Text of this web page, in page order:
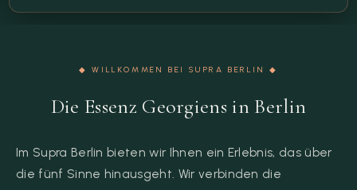
◆ WILLKOMMEN BEI SUPRA BERLIN ◆
Die Essenz Georgiens in Berlin
Im Supra Berlin bieten wir Ihnen ein Erlebnis, das über
die fünf Sinne hinausgeht. Wir verbinden die